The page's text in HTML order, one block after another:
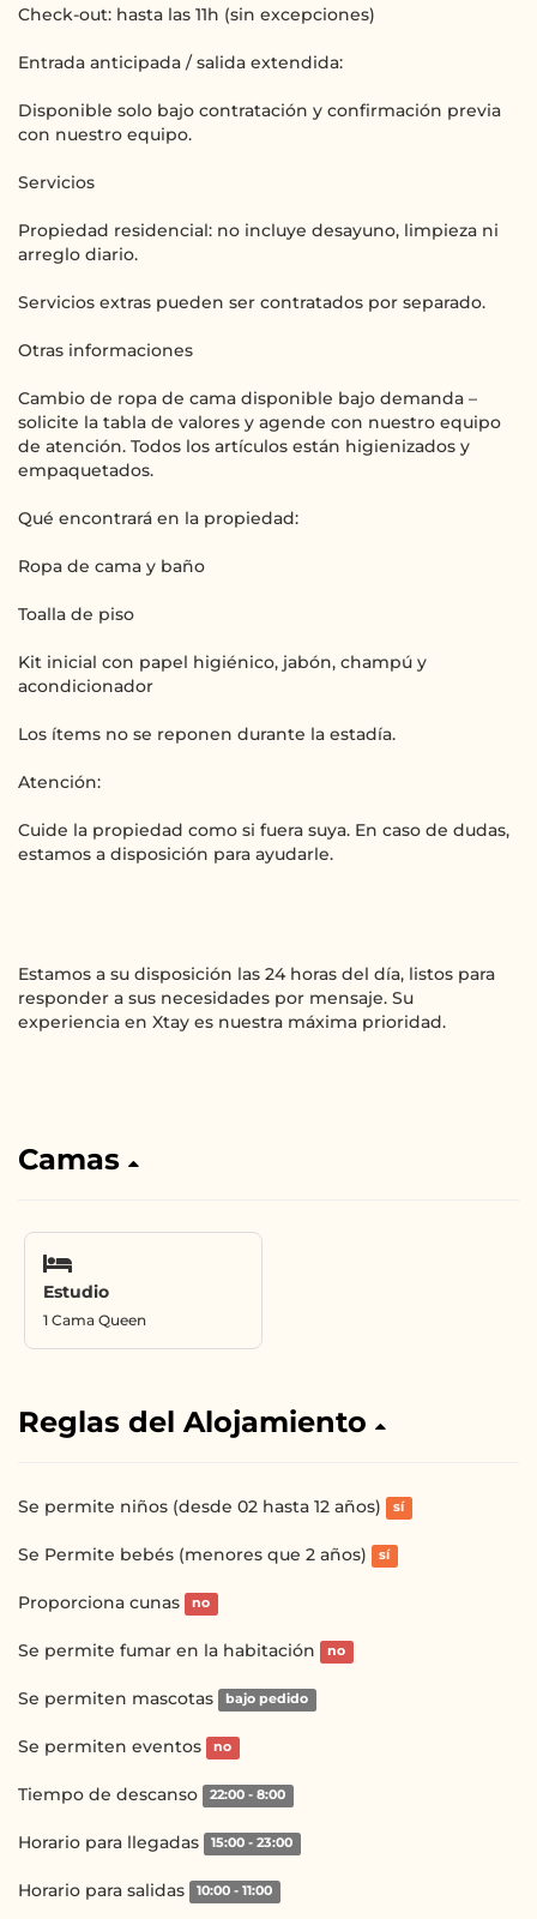
Check-out: hasta las 11h (sin excepciones)
Entrada anticipada / salida extendida:
Disponible solo bajo contratación y confirmación previa
con nuestro equipo.
Servicios
Propiedad residencial: no incluye desayuno, limpieza ni
arreglo diario.
Servicios extras pueden ser contratados por separado.
Otras informaciones
Cambio de ropa de cama disponible bajo demanda –
solicite la tabla de valores y agende con nuestro equipo
de atención. Todos los artículos están higienizados y
empaquetados.
Qué encontrará en la propiedad:
Ropa de cama y baño
Toalla de piso
Kit inicial con papel higiénico, jabón, champú y
acondicionador
Los ítems no se reponen durante la estadía.
Atención:
Cuide la propiedad como si fuera suya. En caso de dudas,
estamos a disposición para ayudarle.
Estamos a su disposición las 24 horas del día, listos para
responder a sus necesidades por mensaje. Su
experiencia en Xtay es nuestra máxima prioridad.
Camas
Estudio
1 Cama Queen
Reglas del Alojamiento
Se permite niños (desde 02 hasta 12 años) sí
Se Permite bebés (menores que 2 años) sí
Proporciona cunas no
Se permite fumar en la habitación no
Se permiten mascotas bajo pedido
Se permiten eventos no
Tiempo de descanso 22:00 - 8:00
Horario para llegadas 15:00 - 23:00
Horario para salidas 10:00 - 11:00